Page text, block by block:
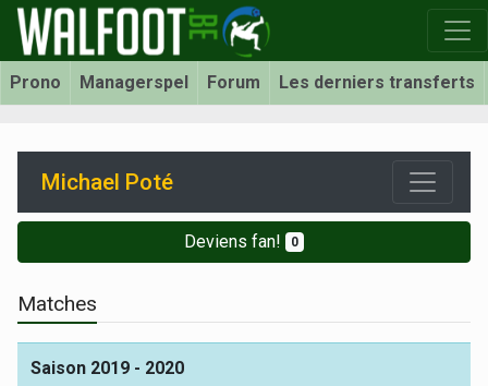
Prono Managerspel Forum Les derniers transferts
Michael Poté
Deviens fan! 0
Matches
Saison 2019 - 2020